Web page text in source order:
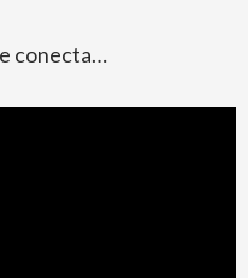
conecta…